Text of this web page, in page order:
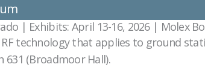
| Exhibits: April 13-16, 2026 | Molex
technology that applies to ground
(Broadmoor Hall).